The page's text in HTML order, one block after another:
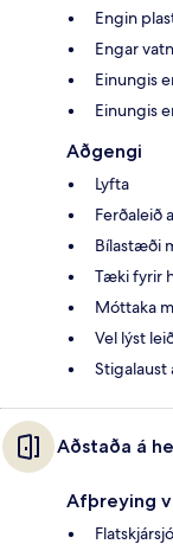
Engin
Engar
Einungis
Einungis
Aðgengi
Lyfta
Ferðaleið
Bílastæði
Tæki fyrir
Móttaka
Vel lýst
Stigalaust
Aðstaða á
Afþreying